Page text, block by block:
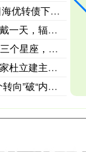
，转股溢价率3
当于拍117次胸片
逆境中越挫越勇？
4类肾友，肾病很完
” | 大家谈 如何